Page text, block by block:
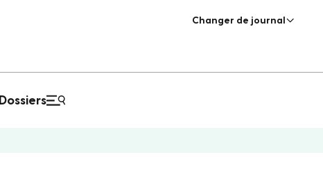
Changer de journal
Dossiers